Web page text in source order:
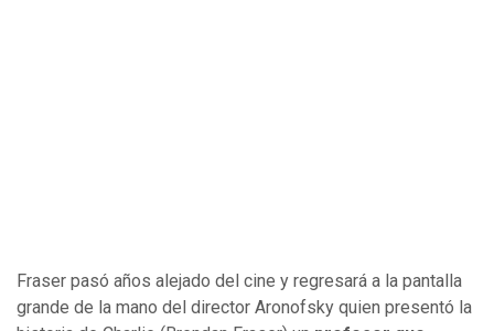
Fraser pasó años alejado del cine y regresará a la pantalla
grande de la mano del director Aronofsky quien presentó la